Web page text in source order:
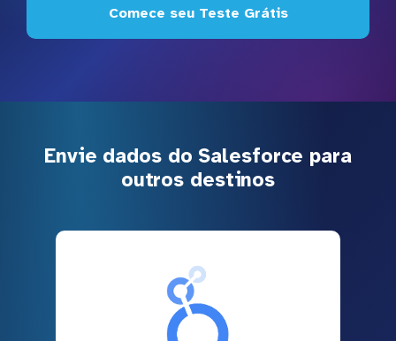
Comece seu Teste Grátis
Envie dados do Salesforce para
outros destinos